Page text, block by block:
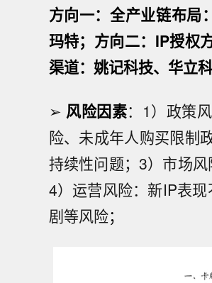
方向一：全产业链布局
玛特；方向二：IP授权
渠道：姚记科技、华立
➢ 风险因素：1）政策
险、未成年人购买限制
持续性问题；3）市场
4）运营风险：新IP表
剧等风险；